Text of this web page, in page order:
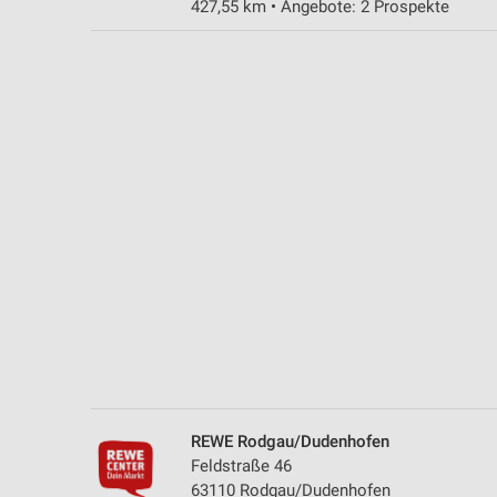
427,55 km • Angebote: 2 Prospekte
REWE Rodgau/Dudenhofen
Feldstraße 46
63110 Rodgau/Dudenhofen
Messung der Performance von Inhalten
Funktional